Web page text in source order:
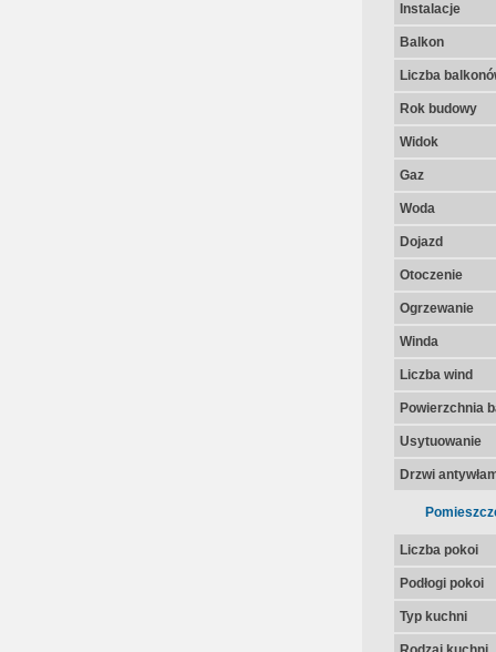
Instalacje
Balkon
Liczba
Rok budowy
Widok
Gaz
Woda
Dojazd
Otoczenie
Ogrzewanie
Winda
Liczba wind
Powierzchnia
Usytuowanie
Drzwi
Liczba pokoi
Podłogi pokoi
Typ kuchni